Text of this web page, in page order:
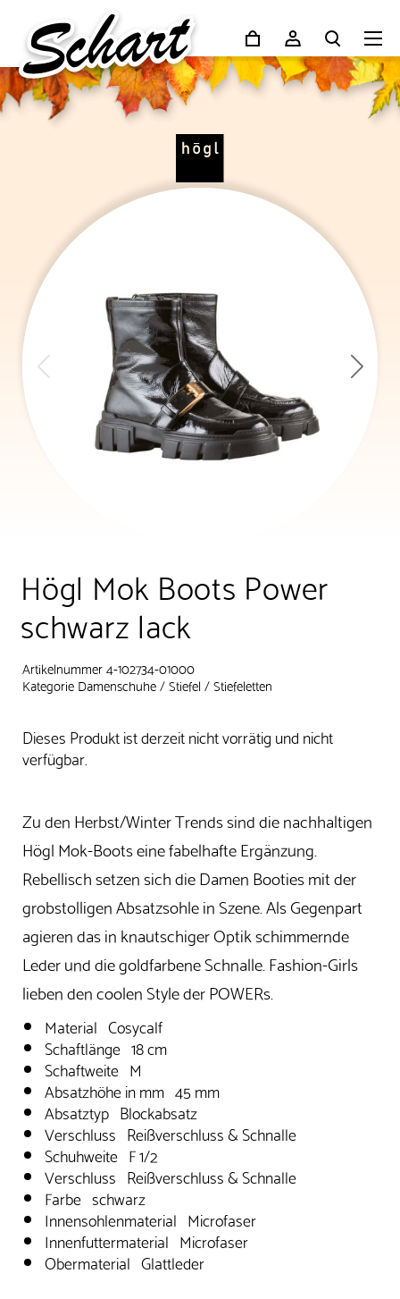
Högl Mok Boots Power
schwarz lack
Artikelnummer 4-102734-01000
KategorieDamenschuhe/Stiefel/Stiefeletten
Dieses Produkt ist derzeit nicht vorrätig und nicht
verfügbar.
Zu den Herbst/Winter Trends sind die nachhaltigen
Högl Mok-Boots eine fabelhafte Ergänzung.
Rebellisch setzen sich die Damen Booties mit der
grobstolligen Absatzsohle in Szene. Als Gegenpart
agieren das in knautschiger Optik schimmernde
Leder und die goldfarbene Schnalle. Fashion-Girls
lieben den coolen Style der POWERs.
Material Cosycalf
Schaftlänge 18 cm
Schaftweite M
Absatzhöhe in mm 45 mm
Absatztyp Blockabsatz
Verschluss Reißverschluss & Schnalle
Schuhweite F 1/2
Verschluss Reißverschluss & Schnalle
Farbe schwarz
Innensohlenmaterial Microfaser
Innenfuttermaterial Microfaser
Obermaterial Glattleder